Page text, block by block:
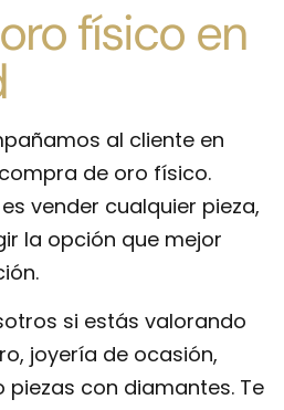
físico en
al cliente en
de oro físico.
vender cualquier pieza,
la opción que mejor
si estás valorando
joyería de ocasión,
piezas con diamantes. Te